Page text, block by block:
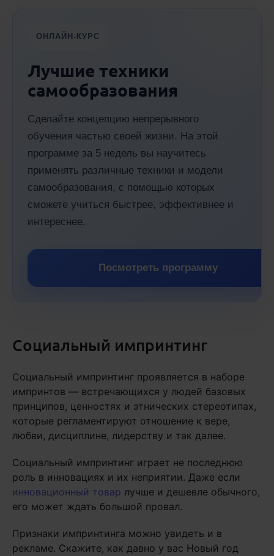
ОНЛАЙН-КУРС
Лучшие техники
самообразования
Сделайте концепцию непрерывного
обучения частью своей жизни. На этой
программе за 5 недель вы научитесь
применять различные техники и модели
самообразования, с помощью которых
сможете учиться быстрее, эффективнее и
интереснее.
Посмотреть программу
Социальный импринтинг
Социальный импринтинг проявляется в наборе
импринтов — встречающихся у людей базовых
принципов, ценностях и этнических стереотипах,
которые регламентируют отношение к вере,
любви, дисциплине, лидерству и так далее.
Социальный импринтинг играет не последнюю
роль в инновациях и их неприятии. Даже если
инновационный товар лучше и дешевле обычного,
его может ждать большой провал.
Признаки импринтинга можно увидеть и в
рекламе. Скажите, как давно у вас Новый год